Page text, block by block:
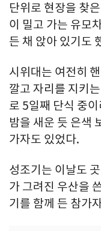
단위로 현장을 찾
이 밀고 가는 유모
든 채 앉아 있기도
시위대는 여전히
깔고 자리를 지키
로 5일째 단식 중
밤을 새운 듯 은색
가자도 있었다.
성조기는 이날도
가 그려진 우산을
기를 함께 든 참가